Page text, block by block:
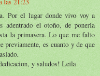
las 21:23
Por el lugar donde vivo voy a
adentrado el otoño, de ponerla
la primavera. Lo que me falto
previamente, es cuanto y de que
y saludos! Leila